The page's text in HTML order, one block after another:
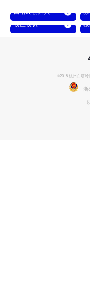
萧君
XIAOJUN
白塔岭创始人
李帅星
校区校长
©2018 杭州白塔岭
浙